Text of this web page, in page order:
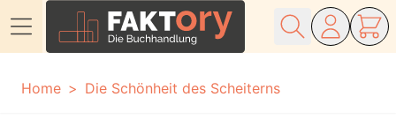
Home
Die Schönheit des Scheiterns